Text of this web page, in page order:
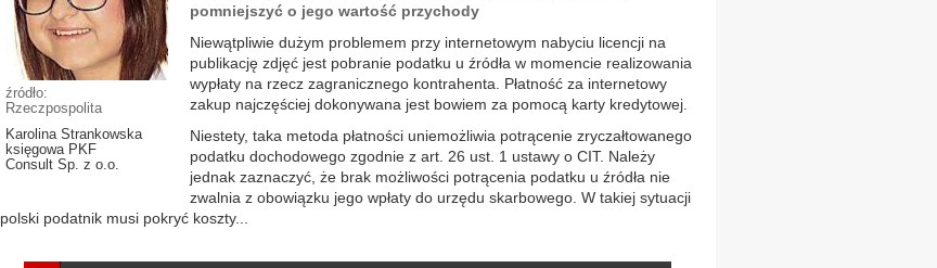
źródło:
Rzeczpospolita
Karolina Strankowska
księgowa PKF
Consult Sp. z o.o.
pomniejszyć o jego wartość przychody
Niewątpliwie dużym problemem przy internetowym nabyciu licencji na
publikację zdjęć jest pobranie podatku u źródła w momencie realizowania
wypłaty na rzecz zagranicznego kontrahenta. Płatność za internetowy
zakup najczęściej dokonywana jest bowiem za pomocą karty kredytowej.
Niestety, taka metoda płatności uniemożliwia potrącenie zryczałtowanego
podatku dochodowego zgodnie z art. 26 ust. 1 ustawy o CIT. Należy
jednak zaznaczyć, że brak możliwości potrącenia podatku u źródła nie
zwalnia z obowiązku jego wpłaty do urzędu skarbowego. W takiej sytuacji
polski podatnik musi pokryć koszty...